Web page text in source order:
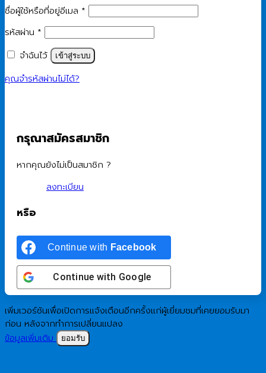
ชื่อผู้ใช้หรือที่อยู่อีเมล *
รหัสผ่าน *
จำฉันไว้
เข้าสู่ระบบ
คุณจำรหัสผ่านไม่ได้?
กรุณาสมัครสมาชิก
หากคุณยังไม่เป็นสมาชิก ?
ลงทะเบียน
หรือ
Continue with Facebook
Continue with Google
เพิ่มเวอร์ชันเพื่อเปิดการแจ้งเตือนอีกครั้งแก่ผู้เยี่ยมชมที่เคยยอมรับมา
ก่อน หลังจากทำการเปลี่ยนแปลง
ข้อมูลเพิ่มเติม
ยอมรับ